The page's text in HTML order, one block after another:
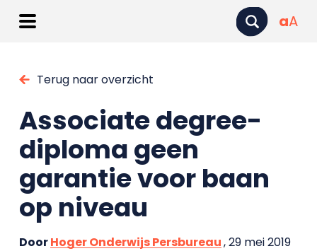
aA
Terug naar overzicht
Associate degree-
diploma geen
garantie voor baan
op niveau
DoorHoger Onderwijs Persbureau, 29 mei 2019